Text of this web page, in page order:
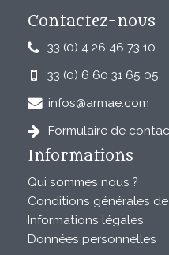
Contactez-nous
33 (0) 4 26 46 73 10
33 (0) 6 60 31 65 05
infos@armae.com
Formulaire de
Informations
Qui sommes nous ?
Conditions générales
Informations légales
Données personnelles